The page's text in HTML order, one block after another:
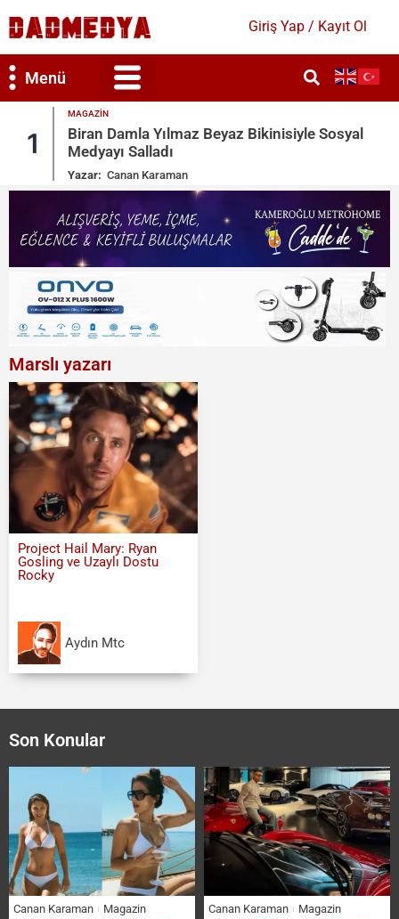
Giriş Yap / Kayıt Ol
Menü
Sosyal 2
Ronaldo Garajındaki Serveti
Toys
Yazar:
Marslı yazarı
Project Hail Mary: Ryan
Gosling ve Uzaylı Dostu
Rocky
Aydın Mtc
Son Konular
Canan Karaman Magazin Canan Karaman Magazin